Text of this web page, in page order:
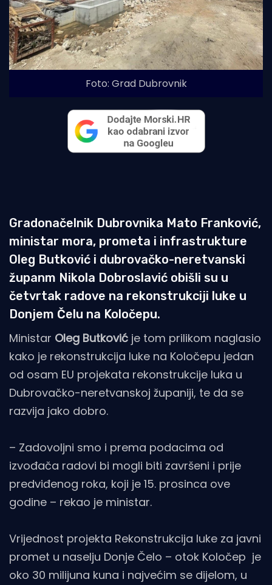
Foto: Grad Dubrovnik
Gradonačelnik Dubrovnika Mato Franković,
ministar mora, prometa i infrastrukture
Oleg Butković i dubrovačko-neretvanski
županm Nikola Dobroslavić obišli su u
četvrtak radove na rekonstrukciji luke u
Donjem Čelu na Koločepu.
Ministar Oleg Butković je tom prilikom naglasio
kako je rekonstrukcija luke na Koločepu jedan
od osam EU projekata rekonstrukcije luka u
Dubrovačko-neretvanskoj županiji, te da se
razvija jako dobro.
– Zadovoljni smo i prema podacima od
izvođača radovi bi mogli biti završeni i prije
predviđenog roka, koji je 15. prosinca ove
godine – rekao je ministar.
Vrijednost projekta Rekonstrukcija luke za javni
promet u naselju Donje Čelo – otok Koločep je
oko 30 milijuna kuna i najvećim se dijelom, u